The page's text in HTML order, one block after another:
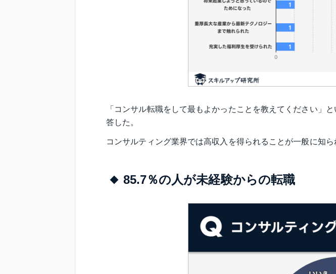
「コンサル転職をして最もよかったことを教えてください」
答した。
コンサルティング業界では高収入を得られることが一般に知
85.7％の人が未経験からの転職